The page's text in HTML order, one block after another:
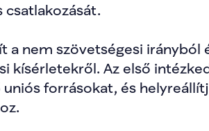
a nem szövetségesi irányból
kísérletekről. Az első
forrásokat, és